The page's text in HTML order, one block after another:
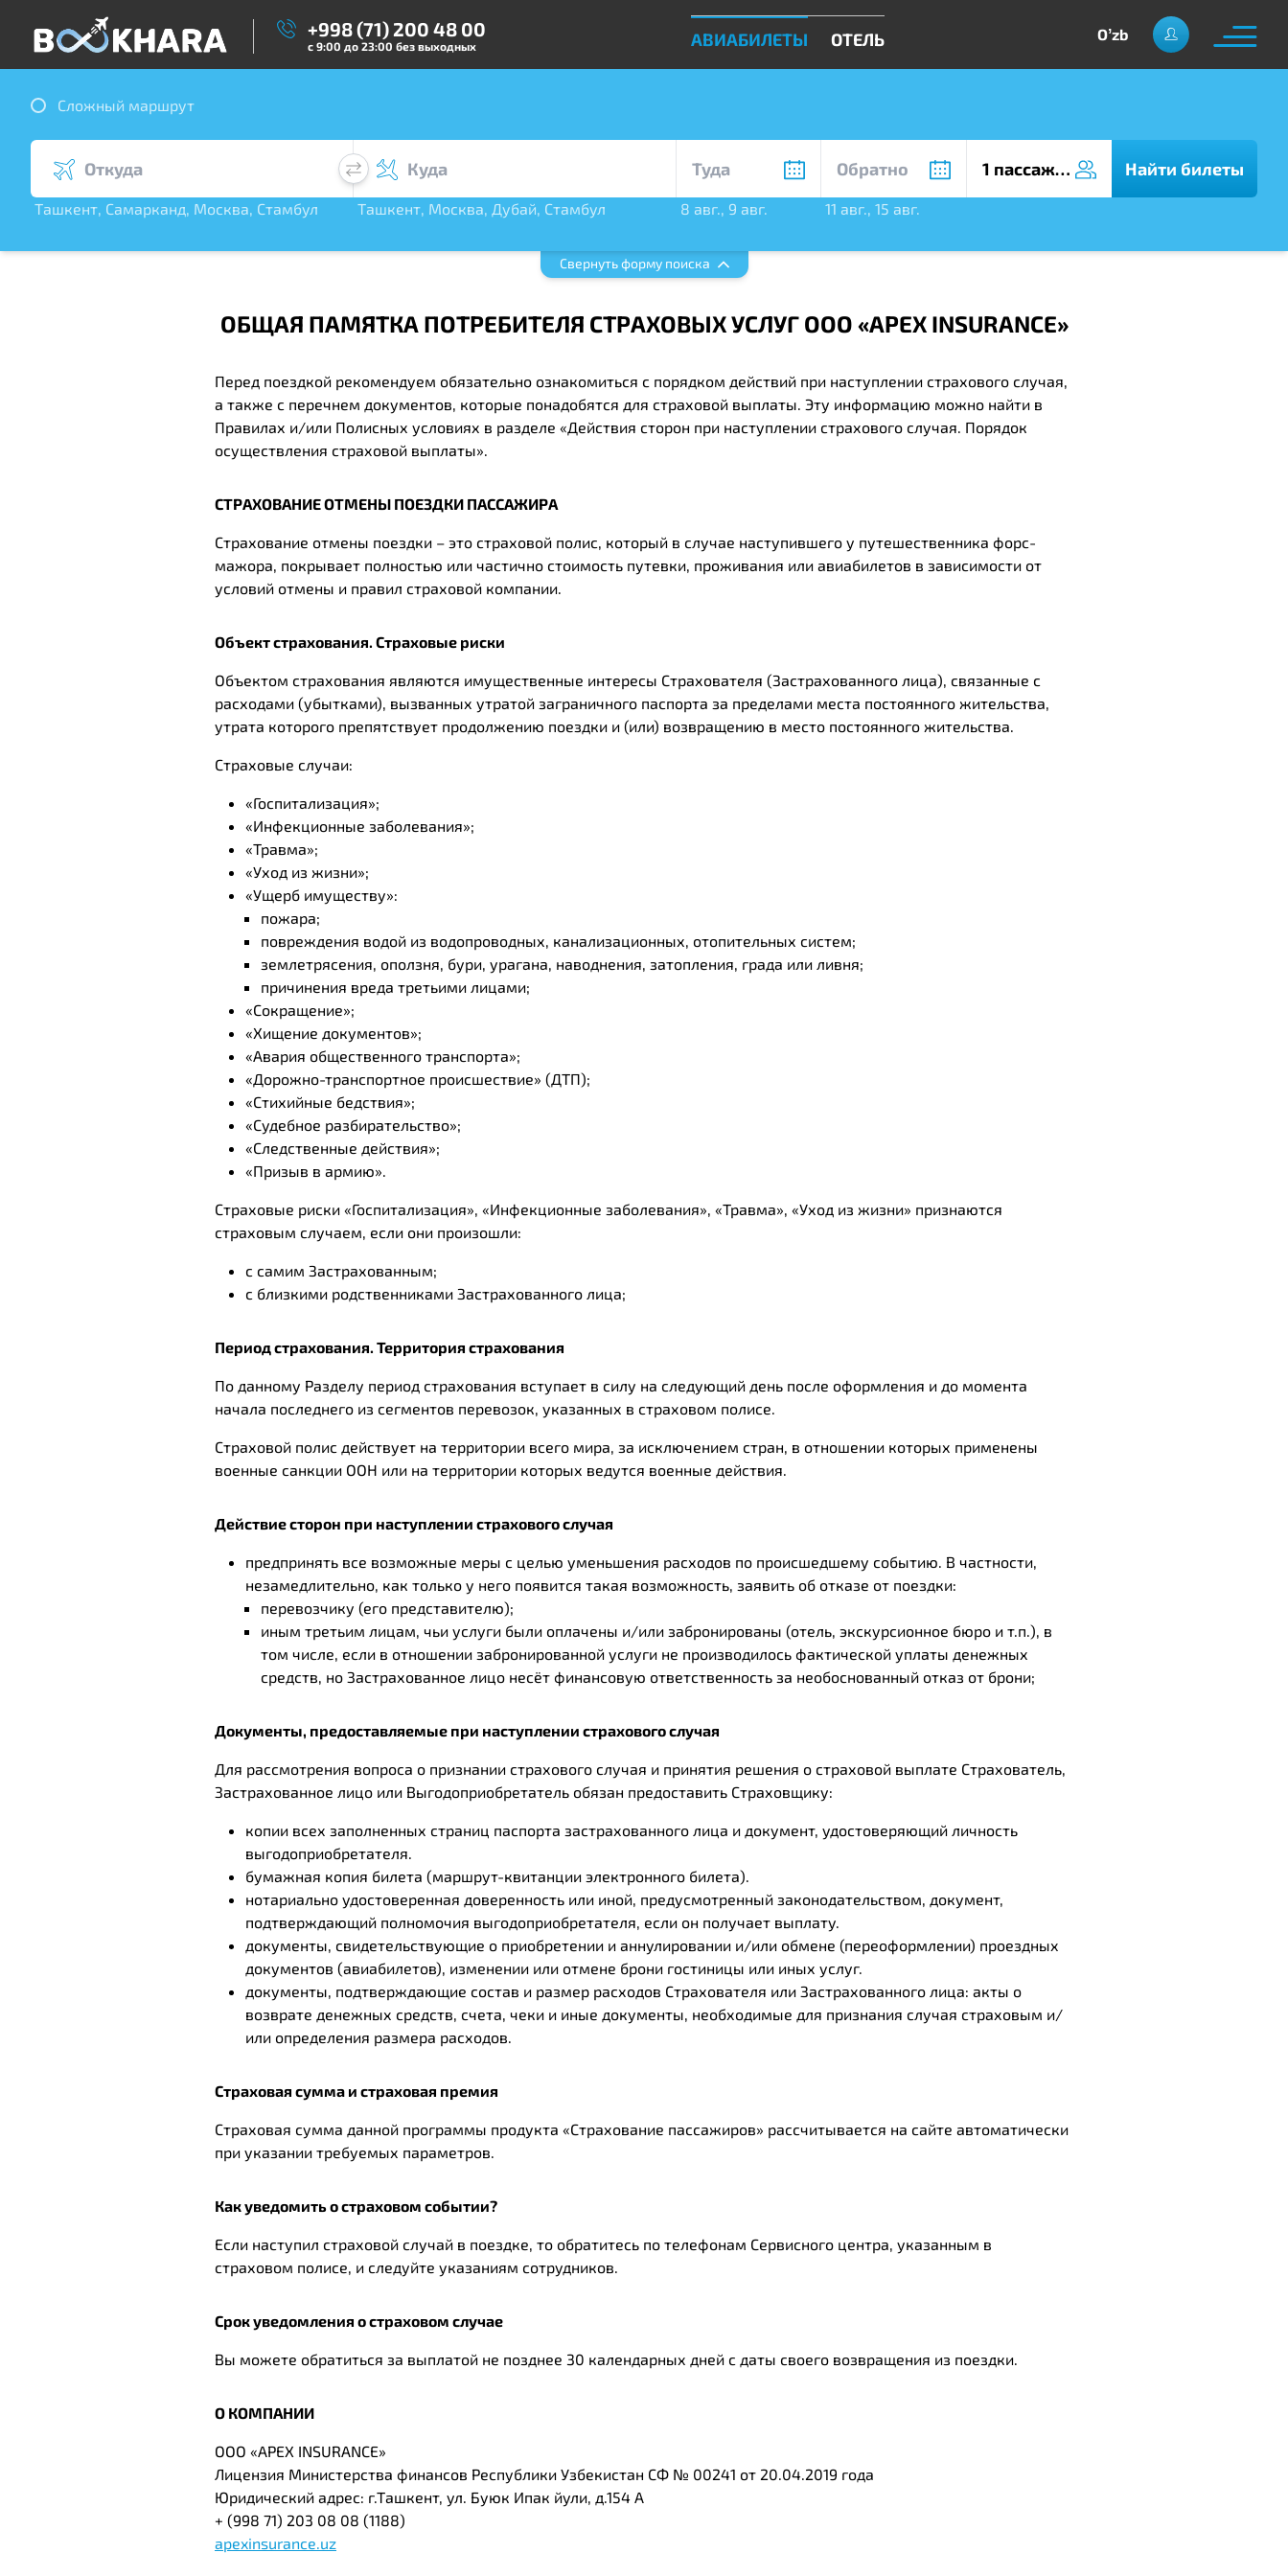
+998 (71) 200 48 00
с 9:00 до 23:00 без выходных АВИАБИЛЕТЫ ОТЕЛЬ Oʼzb
Сложный маршрут
Ташкент, Самарканд, Москва, Стамбул
Ташкент, Москва, Дубай, Стамбул
8 авг., 9 авг. 11 авг.,15 авг.
1 пассажир Найти билеты
Свернуть форму поиска
ОБЩАЯ ПАМЯТКА ПОТРЕБИТЕЛЯ СТРАХОВЫХ УСЛУГ OOО «APEX INSURANCE»
Перед поездкой рекомендуем обязательно ознакомиться с порядком действий при наступлении страхового случая,
а также с перечнем документов, которые понадобятся для страховой выплаты. Эту информацию можно найти в
Правилах и/или Полисных условиях в разделе «Действия сторон при наступлении страхового случая. Порядок
осуществления страховой выплаты».
СТРАХОВАНИЕ ОТМЕНЫ ПОЕЗДКИ ПАССАЖИРА
Страхование отмены поездки – это страховой полис, который в случае наступившего у путешественника форс-
мажора, покрывает полностью или частично стоимость путевки, проживания или авиабилетов в зависимости от
условий отмены и правил страховой компании.
Объект страхования. Страховые риски
Объектом страхования являются имущественные интересы Страхователя (Застрахованного лица), связанные с
расходами (убытками), вызванных утратой заграничного паспорта за пределами места постоянного жительства,
утрата которого препятствует продолжению поездки и (или) возвращению в место постоянного жительства.
Страховые случаи:
«Госпитализация»;
«Инфекционные заболевания»;
«Травма»;
«Уход из жизни»;
«Ущерб имуществу»:
пожара;
повреждения водой из водопроводных, канализационных, отопительных систем;
землетрясения, оползня, бури, урагана, наводнения, затопления, града или ливня;
причинения вреда третьими лицами;
«Сокращение»;
«Хищение документов»;
«Авария общественного транспорта»;
«Дорожно-транспортное происшествие» (ДТП);
«Стихийные бедствия»;
«Судебное разбирательство»;
«Следственные действия»;
«Призыв в армию».
Страховые риски «Госпитализация», «Инфекционные заболевания», «Травма», «Уход из жизни» признаются
страховым случаем, если они произошли:
с самим Застрахованным;
с близкими родственниками Застрахованного лица;
Период страхования. Территория страхования
По данному Разделу период страхования вступает в силу на следующий день после оформления и до момента
начала последнего из сегментов перевозок, указанных в страховом полисе.
Страховой полис действует на территории всего мира, за исключением стран, в отношении которых применены
военные санкции ООН или на территории которых ведутся военные действия.
Действие сторон при наступлении страхового случая
предпринять все возможные меры с целью уменьшения расходов по происшедшему событию. В частности,
незамедлительно, как только у него появится такая возможность, заявить об отказе от поездки:
перевозчику (его представителю);
иным третьим лицам, чьи услуги были оплачены и/или забронированы (отель, экскурсионное бюро и т.п.), в
том числе, если в отношении забронированной услуги не производилось фактической уплаты денежных
средств, но Застрахованное лицо несёт финансовую ответственность за необоснованный отказ от брони;
Документы, предоставляемые при наступлении страхового случая
Для рассмотрения вопроса о признании страхового случая и принятия решения о страховой выплате Страхователь,
Застрахованное лицо или Выгодоприобретатель обязан предоставить Страховщику:
копии всех заполненных страниц паспорта застрахованного лица и документ, удостоверяющий личность
выгодоприобретателя.
бумажная копия билета (маршрут-квитанции электронного билета).
нотариально удостоверенная доверенность или иной, предусмотренный законодательством, документ,
подтверждающий полномочия выгодоприобретателя, если он получает выплату.
документы, свидетельствующие о приобретении и аннулировании и/или обмене (переоформлении) проездных
документов (авиабилетов), изменении или отмене брони гостиницы или иных услуг.
документы, подтверждающие состав и размер расходов Страхователя или Застрахованного лица: акты о
возврате денежных средств, счета, чеки и иные документы, необходимые для признания случая страховым и/
или определения размера расходов.
Страховая сумма и страховая премия
Страховая сумма данной программы продукта «Страхование пассажиров» рассчитывается на сайте автоматически
при указании требуемых параметров.
Как уведомить о страховом событии?
Если наступил страховой случай в поездке, то обратитесь по телефонам Сервисного центра, указанным в
страховом полисе, и следуйте указаниям сотрудников.
Срок уведомления о страховом случае
Вы можете обратиться за выплатой не позднее 30 календарных дней с даты своего возвращения из поездки.
О КОМПАНИИ
ООО «АРЕХ INSURANCE»
Лицензия Министерства финансов Республики Узбекистан СФ № 00241 от 20.04.2019 года
Юридический адрес: г.Ташкент, ул. Буюк Ипак йули, д.154 А
+ (998 71) 203 08 08 (1188)
apexinsurance.uz